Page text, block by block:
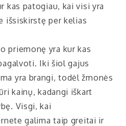
kas patogiau, kai visi yra
išsiskirstę per kelias
priemonę yra kur kas
Iki šiol gajus
yra brangi, todėl žmonės
kainų, kadangi iškart
Visgi, kai
galima taip greitai ir